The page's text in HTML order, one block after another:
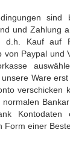
sind
und Zahlung
d.h. Kauf auf
von Paypal und
Ware
verschicken
Form einer